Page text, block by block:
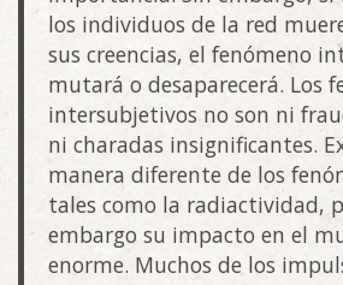
los individuos de la red
sus creencias, el fenómeno
mutará o desaparecerá. Los
intersubjetivos no son ni
ni charadas insignificantes.
manera diferente de los
tales como la radiactividad,
embargo su impacto en el
enorme. Muchos de los